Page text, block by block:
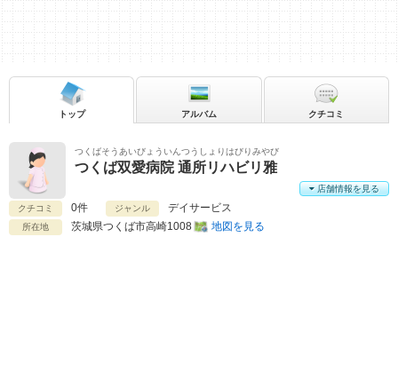
つくばそうあいびょういんつうしょりはびりみやび
つくば双愛病院 通所リハビリ雅
クチコミ 0件 ジャンル デイサービス
所在地 茨城県つくば市高崎1008 地図を見る
店舗情報を見る
トップ アルバム クチコミ